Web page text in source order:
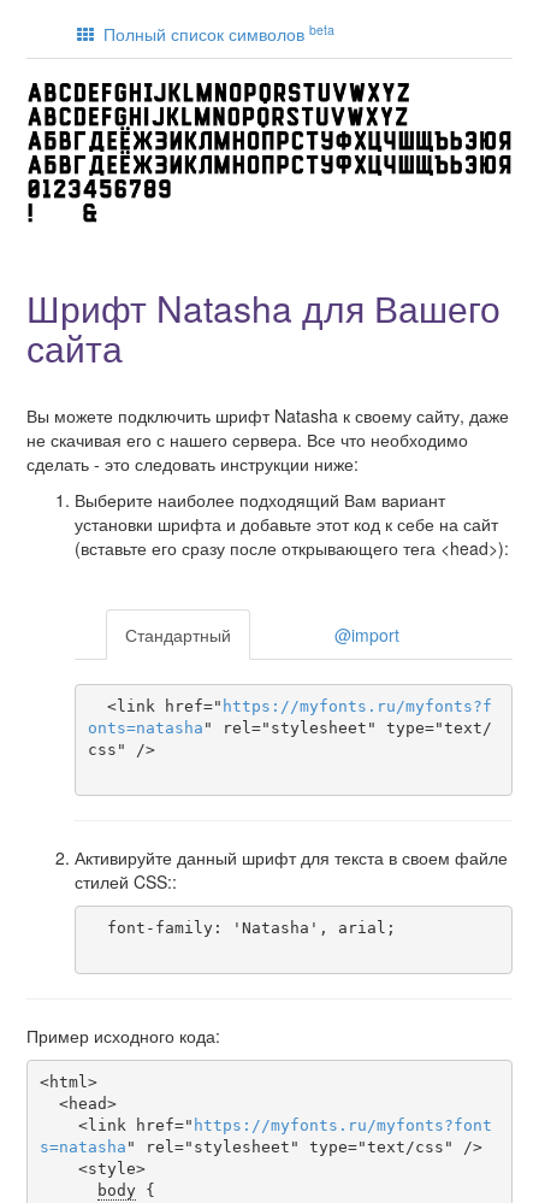
Полный список символов beta
Шрифт Natasha для Вашего
сайта
Вы можете подключить шрифт Natasha к своему сайту, даже
не скачивая его с нашего сервера. Все что необходимо
сделать - это следовать инструкции ниже:
Выберите наиболее подходящий Вам вариант
установки шрифта и добавьте этот код к себе на сайт
(вставьте его сразу после открывающего тега <head>):
Стандартный @import
  <link href="
https ://myfonts . ru/myfonts?f
onts=natasha " rel="stylesheet" type="text/
css" />
Активируйте данный шрифт для текста в своем файле
стилей CSS::
Пример исходного кода:
<html>
    <link href="
https ://myfonts . ru/myfonts?font
s=natasha " rel="stylesheet" type="text/css" />
body {